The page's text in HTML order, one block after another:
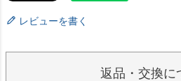
レビューを書く
返品・交換に